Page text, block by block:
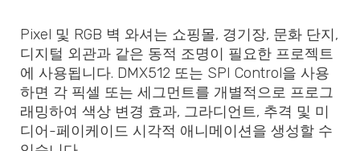
Pixel 및 RGB 벽 와셔는 쇼핑몰, 경기장, 문화 단지,
디지털 외관과 같은 동적 조명이 필요한 프로젝트
에 사용됩니다. DMX512 또는 SPI Control을 사용
하면 각 픽셀 또는 세그먼트를 개별적으로 프로그
래밍하여 색상 변경 효과, 그라디언트, 추격 및 미
디어-페이케이드 시각적 애니메이션을 생성할 수